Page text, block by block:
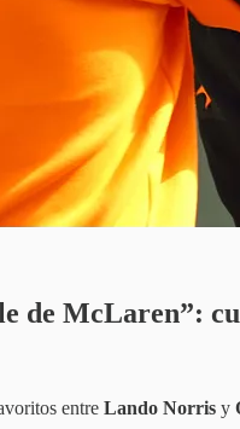
de McLaren”:
entre Lando Norris y